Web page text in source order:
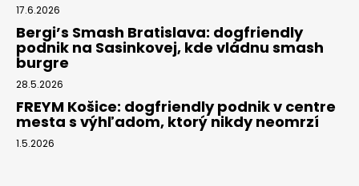
17.6.2026
Bergi’s Smash Bratislava: dogfriendly
podnik na Sasinkovej, kde vládnu smash
burgre
28.5.2026
FREYM Košice: dogfriendly podnik v centre
mesta s výhľadom, ktorý nikdy neomrzí
1.5.2026